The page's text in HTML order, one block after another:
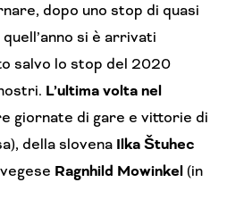
dopo uno stop di quasi
si è arrivati
salvo lo stop del 2020
L’ultima volta nel
giornate di gare e vittorie di
della slovena Ilka Štuhec
Ragnhild Mowinkel (in